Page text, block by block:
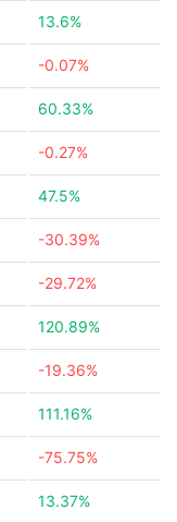
13.6%
-0.07%
60.33%
-0.27%
47.5%
-30.39%
-29.72%
120.89%
-19.36%
111.16%
-75.75%
13.37%